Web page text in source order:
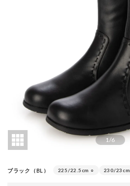
1/6
ブラック（BL） 225/22.5cm ○ 230/23cm